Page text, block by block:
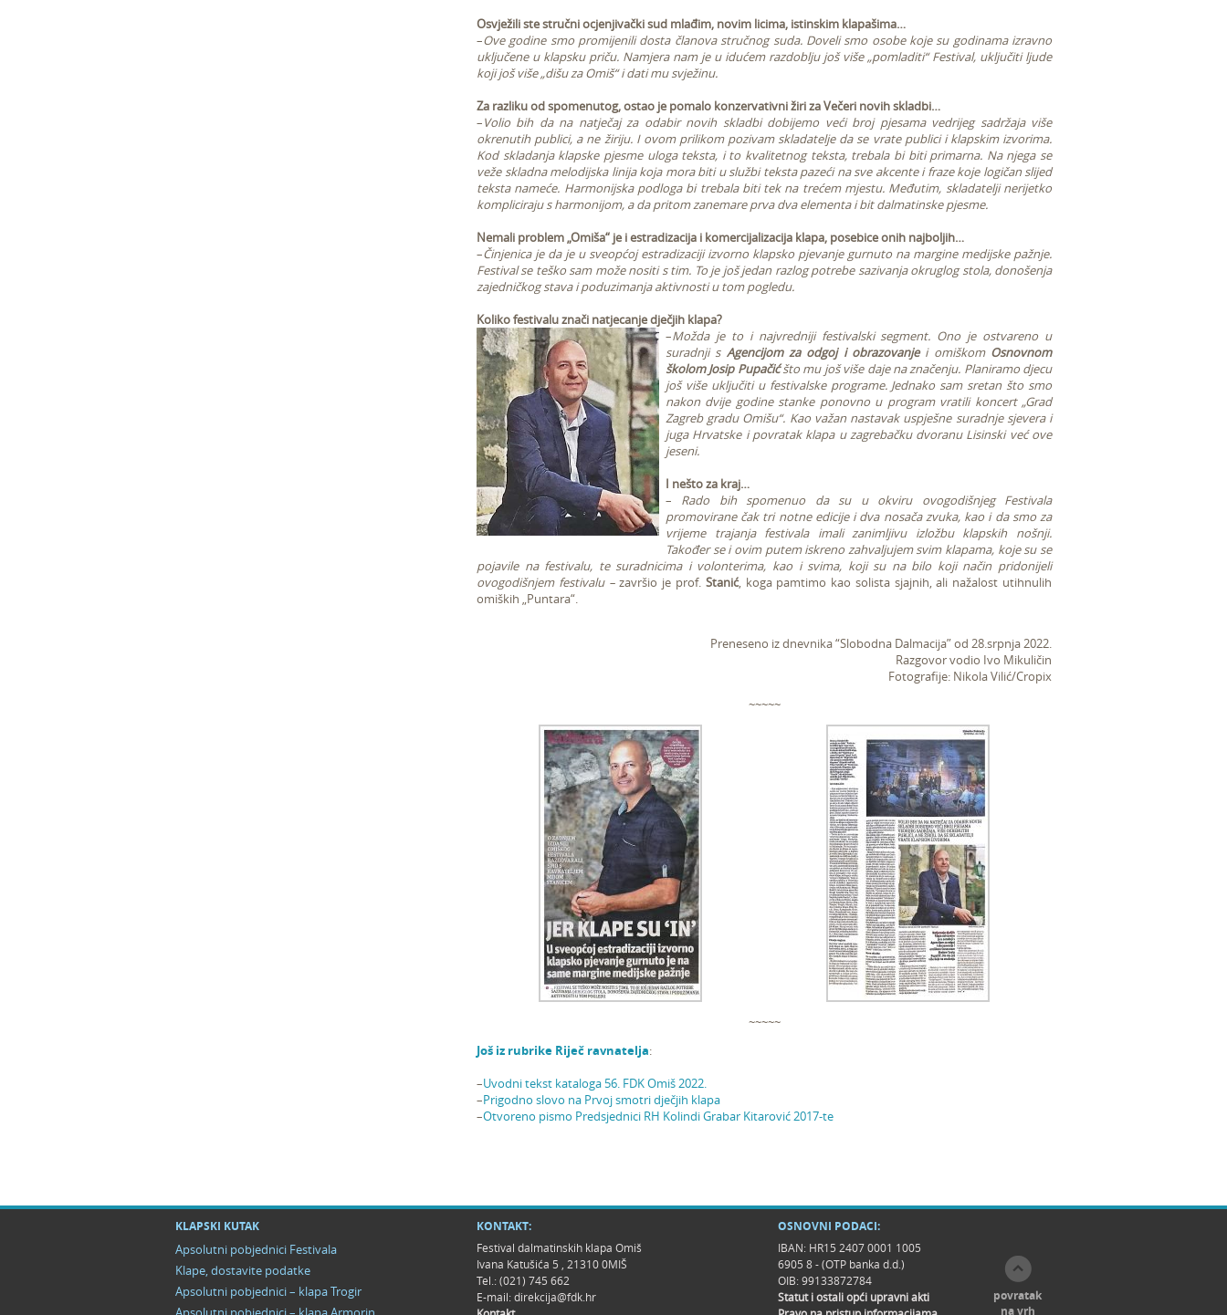
Osvježili ste stručni ocjenjivački sud mlađim, novim licima, istinskim klapašima…
–Ove godine smo promijenili dosta članova stručnog suda. Doveli smo osobe koje su godinama izravno
uključene u klapsku priču. Namjera nam je u idućem razdoblju još više „pomladiti“ Festival, uključiti ljude
koji još više „dišu za Omiš“ i dati mu svježinu.
Za razliku od spomenutog, ostao je pomalo konzervativni žiri za Večeri novih skladbi…
–Volio bih da na natječaj za odabir novih skladbi dobijemo veći broj pjesama vedrijeg sadržaja više
okrenutih publici, a ne žiriju. I ovom prilikom pozivam skladatelje da se vrate publici i klapskim izvorima.
Kod skladanja klapske pjesme uloga teksta, i to kvalitetnog teksta, trebala bi biti primarna. Na njega se
veže skladna melodijska linija koja mora biti u službi teksta pazeći na sve akcente i fraze koje logičan slijed
teksta nameće. Harmonijska podloga bi trebala biti tek na trećem mjestu. Međutim, skladatelji nerijetko
kompliciraju s harmonijom, a da pritom zanemare prva dva elementa i bit dalmatinske pjesme.
Nemali problem „Omiša“ je i estradizacija i komercijalizacija klapa, posebice onih najboljih…
–Činjenica je da je u sveopćoj estradizaciji izvorno klapsko pjevanje gurnuto na margine medijske pažnje.
Festival se teško sam može nositi s tim. To je još jedan razlog potrebe sazivanja okruglog stola, donošenja
zajedničkog stava i poduzimanja aktivnosti u tom pogledu.
Koliko festivalu znači natjecanje dječjih klapa?
–Možda je to i najvredniji festivalski segment. Ono je ostvareno u
suradnji s Agencijom za odgoj i obrazovanjei omiškom Osnovnom
školom Josip Pupačićšto mu još više daje na značenju. Planiramo djecu
još više uključiti u festivalske programe. Jednako sam sretan što smo
nakon dvije godine stanke ponovno u program vratili koncert „Grad
Zagreb gradu Omišu“. Kao važan nastavak uspješne suradnje sjevera i
juga Hrvatske i povratak klapa u zagrebačku dvoranu Lisinski već ove
jeseni.
I nešto za kraj…
– Rado bih spomenuo da su u okviru ovogodišnjeg Festivala
promovirane čak tri notne edicije i dva nosača zvuka, kao i da smo za
vrijeme trajanja festivala imali zanimljivu izložbu klapskih nošnji.
Također se i ovim putem iskreno zahvaljujem svim klapama, koje su se
pojavile na festivalu, te suradnicima i volonterima, kao i svima, koji su na bilo koji način pridonijeli
ovogodišnjem festivalu –završio je prof. Stanić, koga pamtimo kao solista sjajnih, ali nažalost utihnulih
omiških „Puntara“.
Preneseno iz dnevnika “Slobodna Dalmacija” od 28.srpnja 2022.
Razgovor vodio Ivo Mikuličin
Fotografije: Nikola Vilić/Cropix
~~~~~
~~~~~
Još iz rubrike Riječ ravnatelja:
–Uvodni tekst kataloga 56. FDK Omiš 2022.
–Prigodno slovo na Prvoj smotri dječjih klapa
–Otvoreno pismo Predsjednici RH Kolindi Grabar Kitarović 2017-te
KLAPSKI KUTAK
Apsolutni pobjednici Festivala
Klape, dostavite podatke
Apsolutni pobjednici – klapa Trogir
KONTAKT:
Festival dalmatinskih klapa Omiš
Ivana Katušića 5 , 21310 0MIŠ
Tel.: (021) 745 662
E-mail:direkcija@fdk.hr
OSNOVNI PODACI:
IBAN: HR15 2407 0001 1005
6905 8 - (OTP banka d.d.)
OIB: 99133872784
Statut i ostali opći upravni akti
povratak
na vrh